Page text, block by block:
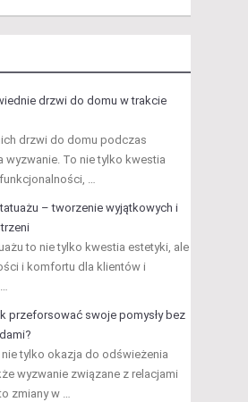
drzwi do domu w trakcie
drzwi do domu podczas
wyzwanie. To nie tylko kwestia
…
– tworzenie wyjątkowych i
to nie tylko kwestia estetyki, ale
i komfortu dla klientów i
przeforsować swoje pomysły bez
tylko okazja do odświeżenia
wyzwanie związane z relacjami
zmiany w …